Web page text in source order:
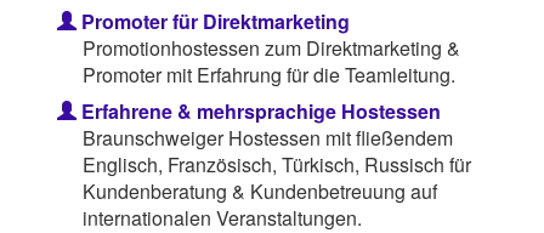
Promoter für Direktmarketing
Promotionhostessen zum Direktmarketing &
Promoter mit Erfahrung für die Teamleitung.
Erfahrene & mehrsprachige Hostessen
Braunschweiger Hostessen mit fließendem
Englisch, Französisch, Türkisch, Russisch für
Kundenberatung & Kundenbetreuung auf
internationalen Veranstaltungen.